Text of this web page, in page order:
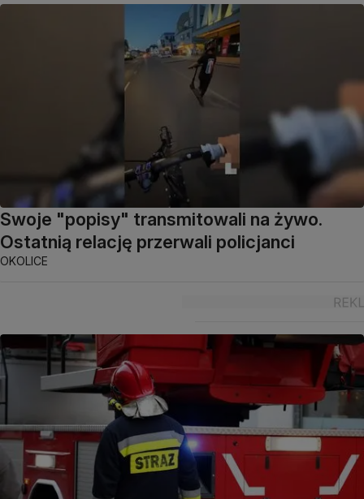
Swoje "popisy" transmitowali na żywo.
Ostatnią relację przerwali policjanci
OKOLICE